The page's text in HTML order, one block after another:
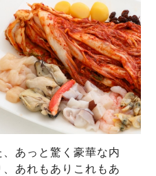
あっと驚く豪華な内
あれもありこれもあ